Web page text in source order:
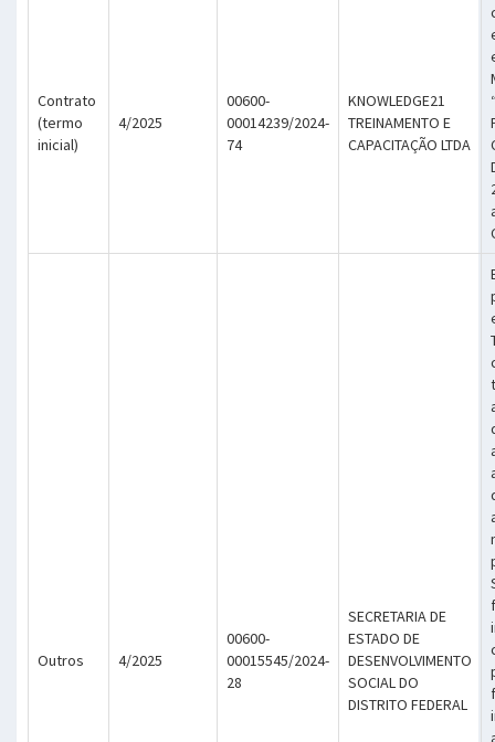
Contrato
(termo
inicial)
4/2025
00600-
00014239/2024-
74
KNOWLEDGE21
TREINAMENTO E
CAPACITAÇÃO LTDA
Outros 4/2025
00600-
00015545/2024-
28
SECRETARIA DE
ESTADO DE
DESENVOLVIMENTO
SOCIAL DO
DISTRITO FEDERAL